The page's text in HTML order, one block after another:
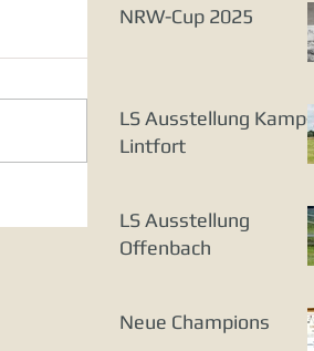
NRW-Cup 2025
LS Ausstellung Kamp-
Lintfort
LS Ausstellung
Offenbach
Neue Champions